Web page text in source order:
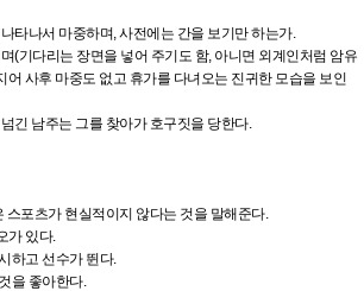
타나서 마중하며, 사전에는 간을 보기만 하는가.
(기다리는 장면을 넣어 주기도 함, 아니면 외계인처럼 암유
어 사후 마중도 없고 휴가를 다녀오는 진귀한 모습을 보인
긴 남주는 그를 찾아가 호구짓을 당한다.
스포츠가 현실적이지 않다는 것을 말해준다.
가 있다.
하고 선수가 뛴다.
을 좋아한다.